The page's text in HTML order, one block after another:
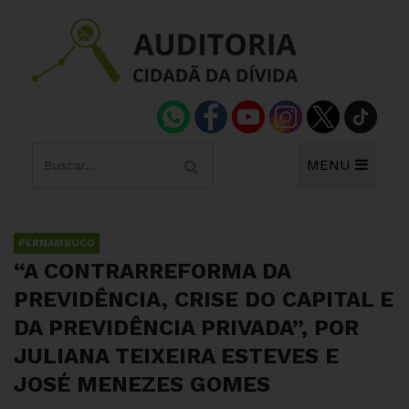
MENU
PERNAMBUCO
“A CONTRARREFORMA DA
PREVIDÊNCIA, CRISE DO CAPITAL E
DA PREVIDÊNCIA PRIVADA”, POR
JULIANA TEIXEIRA ESTEVES E
JOSÉ MENEZES GOMES